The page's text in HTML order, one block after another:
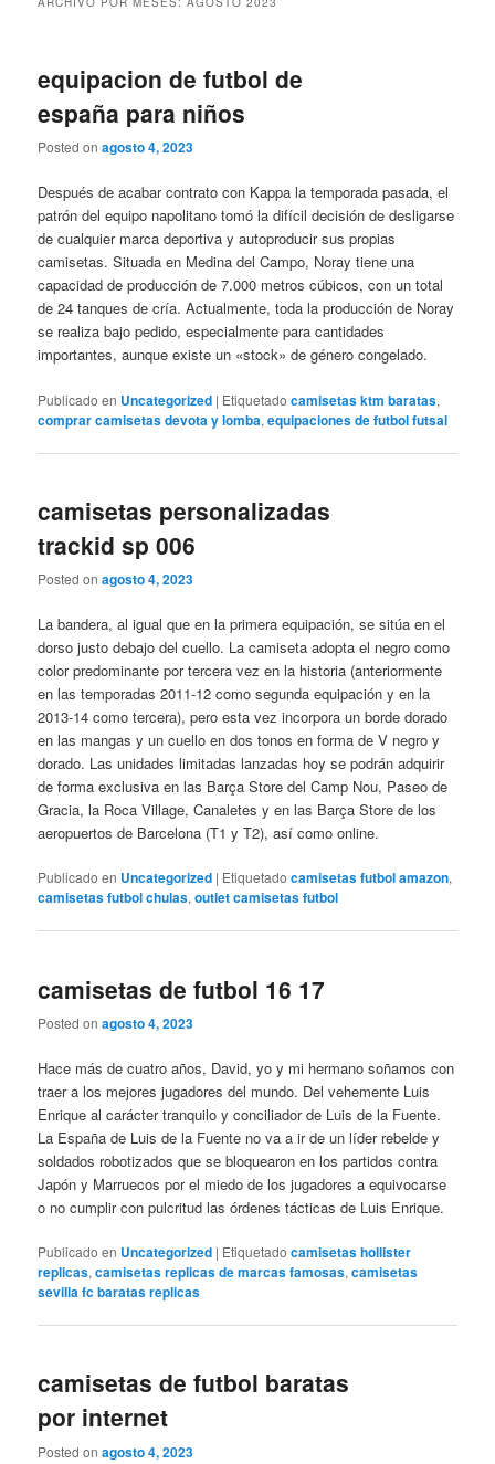
equipacion de futbol de
españa para niños
Posted onagosto 4, 2023
Después de acabar contrato con Kappa la temporada pasada, el
patrón del equipo napolitano tomó la difícil decisión de desligarse
de cualquier marca deportiva y autoproducir sus propias
camisetas. Situada en Medina del Campo, Noray tiene una
capacidad de producción de 7.000 metros cúbicos, con un total
de 24 tanques de cría. Actualmente, toda la producción de Noray
se realiza bajo pedido, especialmente para cantidades
importantes, aunque existe un «stock» de género congelado.
Publicado en Uncategorized | Etiquetado camisetas ktm baratas,
comprar camisetas devota y lomba,equipaciones de futbol futsal
camisetas personalizadas
trackid sp 006
Posted onagosto 4, 2023
La bandera, al igual que en la primera equipación, se sitúa en el
dorso justo debajo del cuello. La camiseta adopta el negro como
color predominante por tercera vez en la historia (anteriormente
en las temporadas 2011-12 como segunda equipación y en la
2013-14 como tercera), pero esta vez incorpora un borde dorado
en las mangas y un cuello en dos tonos en forma de V negro y
dorado. Las unidades limitadas lanzadas hoy se podrán adquirir
de forma exclusiva en las Barça Store del Camp Nou, Paseo de
Gracia, la Roca Village, Canaletes y en las Barça Store de los
aeropuertos de Barcelona (T1 y T2), así como online.
Publicado en Uncategorized | Etiquetado camisetas futbol amazon,
camisetas futbol chulas,outlet camisetas futbol
camisetas de futbol 16 17
Posted onagosto 4, 2023
Hace más de cuatro años, David, yo y mi hermano soñamos con
traer a los mejores jugadores del mundo. Del vehemente Luis
Enrique al carácter tranquilo y conciliador de Luis de la Fuente.
La España de Luis de la Fuente no va a ir de un líder rebelde y
soldados robotizados que se bloquearon en los partidos contra
Japón y Marruecos por el miedo de los jugadores a equivocarse
o no cumplir con pulcritud las órdenes tácticas de Luis Enrique.
Publicado en Uncategorized | Etiquetado camisetas hollister
replicas,camisetas replicas de marcas famosas,camisetas
sevilla fc baratas replicas
camisetas de futbol baratas
por internet
Posted onagosto 4, 2023